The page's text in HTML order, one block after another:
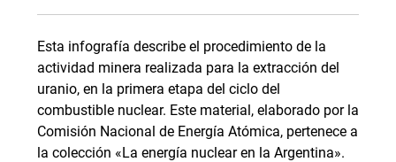
Esta infografía describe el procedimiento de la
actividad minera realizada para la extracción del
uranio, en la primera etapa del ciclo del
combustible nuclear. Este material, elaborado por la
Comisión Nacional de Energía Atómica, pertenece a
la colección «La energía nuclear en la Argentina».